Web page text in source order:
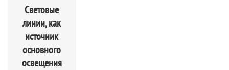
Световые
линии, как
источник
основного
освещения